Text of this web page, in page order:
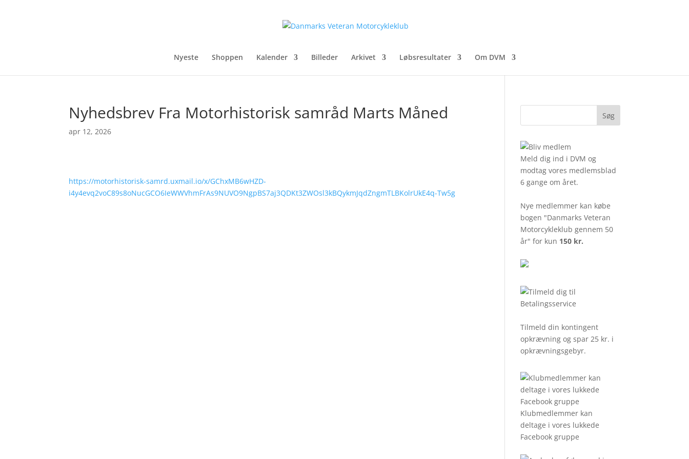
Nyeste Shoppen Kalender Billeder Arkivet Løbsresultater Om DVM
Nyhedsbrev Fra Motorhistorisk samråd Marts Måned
apr 12, 2026
https://motorhistorisk-samrd.uxmail.io/x/GChxMB6wHZD-
i4y4evq2voC89s8oNucGCO6IeWWVhmFrAs9NUVO9NgpBS7aj3QDKt3ZWOsl3kBQykmJqdZngmTLBKolrUkE4q-Tw5g
Meld dig ind i DVM og
modtag vores medlemsblad
6 gange om året.
Nye medlemmer kan købe
bogen "Danmarks Veteran
Motorcykleklub gennem 50
år" for kun 150 kr.
Tilmeld din kontingent
opkrævning og spar 25 kr. i
opkrævningsgebyr.
Klubmedlemmer kan
deltage i vores lukkede
Facebook gruppe